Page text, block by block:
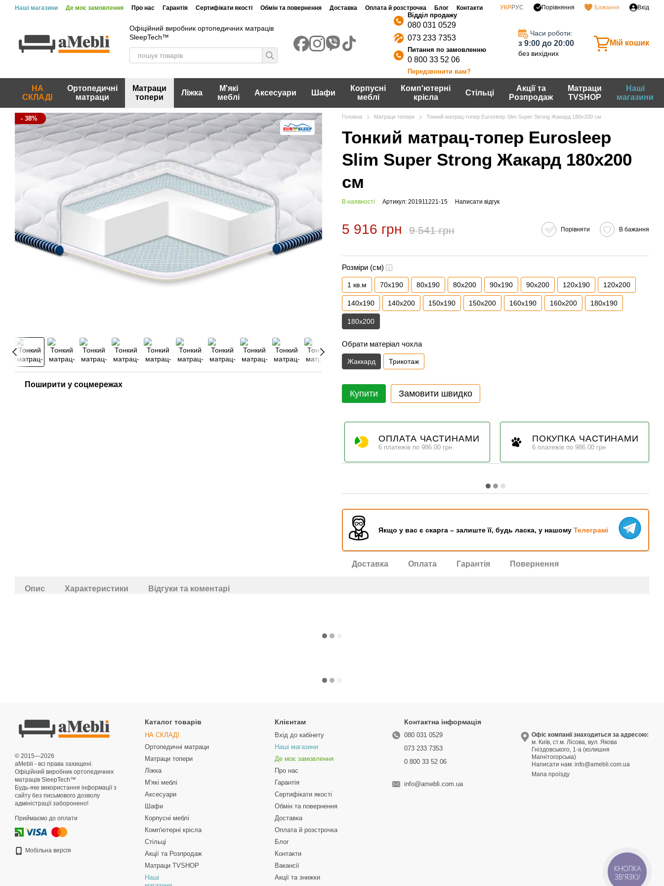
Перейти до основного контенту
Наші магазини Де моє замовлення Про нас Гарантія Сертифікати якості Обмін та повернення Доставка Оплата й розстрочка Блог
Контакти
УКРРУС Порівняння Бажання Вхід
Офіційний виробник ортопедичних матраців
SleepTech™
080 031 0529
073 233 7353
0 800 33 52 06
Передзвонити вам?
Часи роботи:
з 9:00 до 20:00
без вихідних
Мій кошик
НА
СКЛАДІ
Ортопедичні
матраци
Матраци
топери
Ліжка
М'які
меблі
Аксесуари Шафи
Корпусні
меблі
Комп'ютерні
крісла
Стільці
Акції та
Розпродаж
Матраци
TVSHOP
Наші
магазини
- 38%
Поширити у соцмережах
Головна Матраци топери Тонкий матрац-топер Eurosleep Slim Super Strong Жакард 180х200 см
Тонкий матрац-топер Eurosleep
Slim Super Strong Жакард 180х200
см
В наявності Артикул: 201911221-15 Написати відгук
5 916 грн 9 541 грн Порівняти В бажання
Розміри (см)
1 кв.м 70x190 80x190 80x200 90x190 90x200 120x190 120x200
140x190 140x200 150x190 150x200 160x190 160x200 180x190
180x200
Обрати матеріал чохла
Жаккард Трикотаж
Купити Замовити швидко
ОПЛАТА ЧАСТИНАМИ
6 платежів по 986.00 грн
ПОКУПКА ЧАСТИНАМИ
6 платежів по 986.00 грн
Якщо у вас є скарга – залиште її, будь ласка, у нашому Телеграмі
Доставка Оплата Гарантія Повернення
Опис Характеристики Відгуки та коментарі
© 2015—2026
aMebli - всі права захищені.
Офіційний виробник ортопедичних
матраців SleepTech™
Будь-яке використання інформації з
сайту без письмового дозволу
адміністрації заборонено!
Приймаємо до оплати
Мобільна версія
Каталог товарів
НА СКЛАДІ
Ортопедичні матраци
Матраци топери
Ліжка
М'які меблі
Аксесуари
Шафи
Корпусні меблі
Комп'ютерні крісла
Стільці
Акції та Розпродаж
Матраци TVSHOP
Наші
Клієнтам
Вхід до кабінету
Наші магазини
Де моє замовлення
Про нас
Гарантія
Сертифікати якості
Обмін та повернення
Доставка
Оплата й розстрочка
Блог
Контакти
Вакансії
Акції та знижки
Контактна інформація
080 031 0529
073 233 7353
0 800 33 52 06
info@amebli.com.ua
Офіс компанії знаходиться за адресою:
м. Київ, ст.м. Лісова, вул. Якова
Гніздовського, 1-а (колишня
Магнітогорська)
Написати нам:info@amebli.com.ua
Мапа проїзду
КНОПКА
ЗВ'ЯЗКУ